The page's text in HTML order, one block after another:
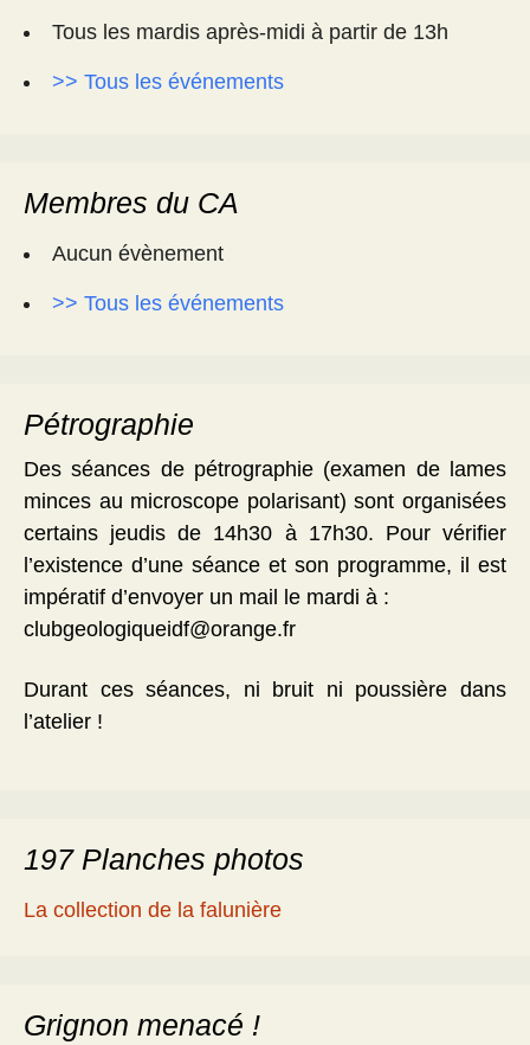
Tous les mardis après-midi à partir de 13h
>> Tous les événements
Membres du CA
Aucun évènement
>> Tous les événements
Pétrographie
Des séances de pétrographie (examen de lames
minces au microscope polarisant) sont organisées
certains jeudis de 14h30 à 17h30. Pour vérifier
l’existence d’une séance et son programme, il est
impératif d’envoyer un mail le mardi à :
clubgeologiqueidf@orange.fr
Durant ces séances, ni bruit ni poussière dans
l’atelier !
197 Planches photos
La collection de la falunière
Grignon menacé !